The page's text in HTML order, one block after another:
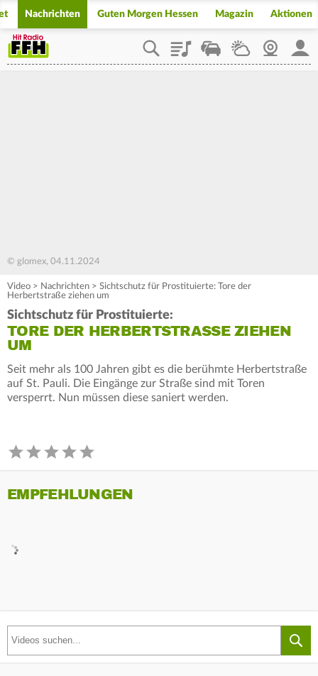
Nachrichten Guten Morgen Hessen Magazin Aktionen
PlaylistStaupilotWetterWebcam
© glomex, 04.11.2024
Video > Nachrichten > Sichtschutz für Prostituierte: Tore der
Herbertstraße ziehen um
Sichtschutz für Prostituierte:
TORE DER HERBERTSTRASSE ZIEHEN U
M
Seit mehr als 100 Jahren gibt es die berühmte Herbertstraße
auf St. Pauli. Die Eingänge zur Straße sind mit Toren
versperrt. Nun müssen diese saniert werden.
EMPFEHLUNGEN